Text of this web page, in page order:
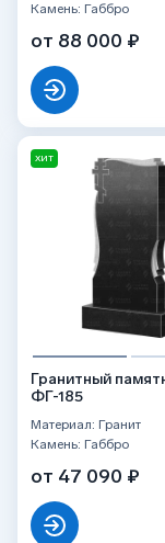
Камень: Габбро
от 88 000 ₽
ХИТ
Гранитный
ФГ-185
Материал: Гранит
Камень: Габбро
от 47 090 ₽